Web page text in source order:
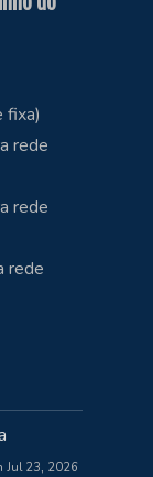
fixa)
rede
rede
rede
Jul 23, 2026